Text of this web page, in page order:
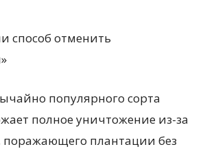
популярного сорта
полное уничтожение из-за
поражающего плантации без